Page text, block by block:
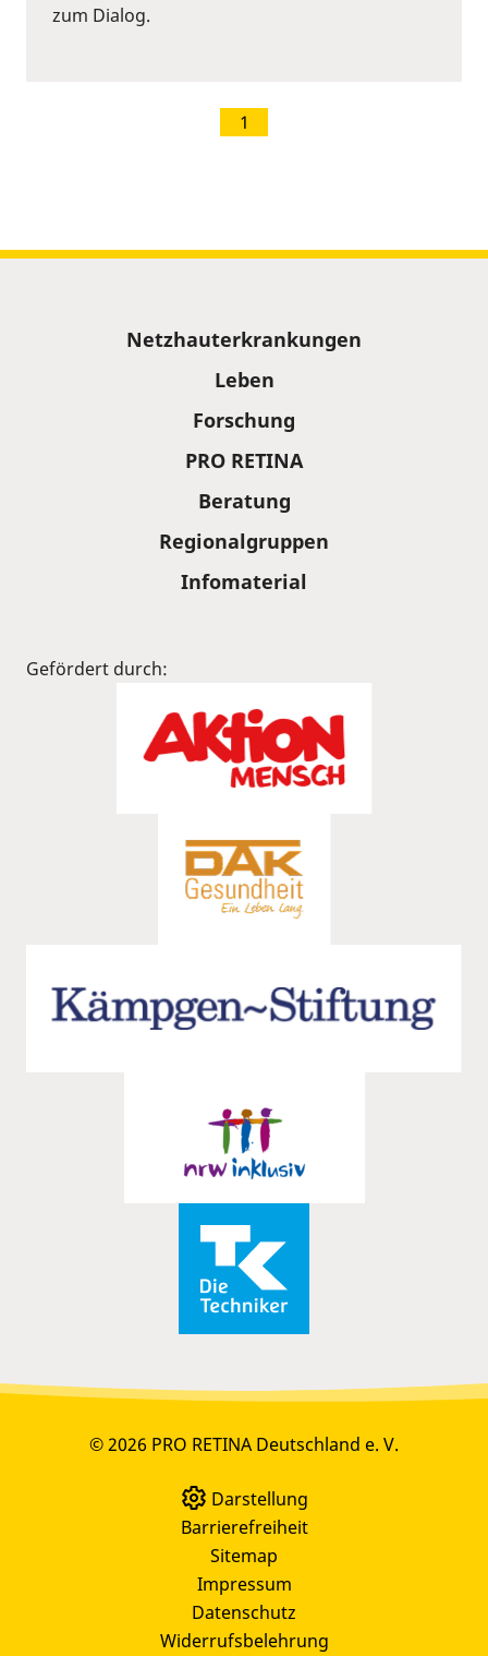
zum Dialog.
1
Netzhauterkrankungen
Leben
Forschung
PRO RETINA
Beratung
Regionalgruppen
Infomaterial
Gefördert durch:
© 2026 PRO RETINA Deutschland e. V.
Darstellung
Barrierefreiheit
Sitemap
Impressum
Datenschutz
Widerrufsbelehrung